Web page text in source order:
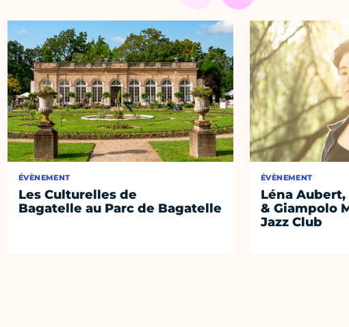
ÉVÈNEMENT
Les Culturelles de
Bagatelle au Parc de Bagatelle
ÉVÈNEMENT
Léna
& Giampolo
Jazz Club